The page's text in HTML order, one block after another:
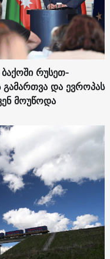
რუსეთ-
და ევროპას
მოუწოდა